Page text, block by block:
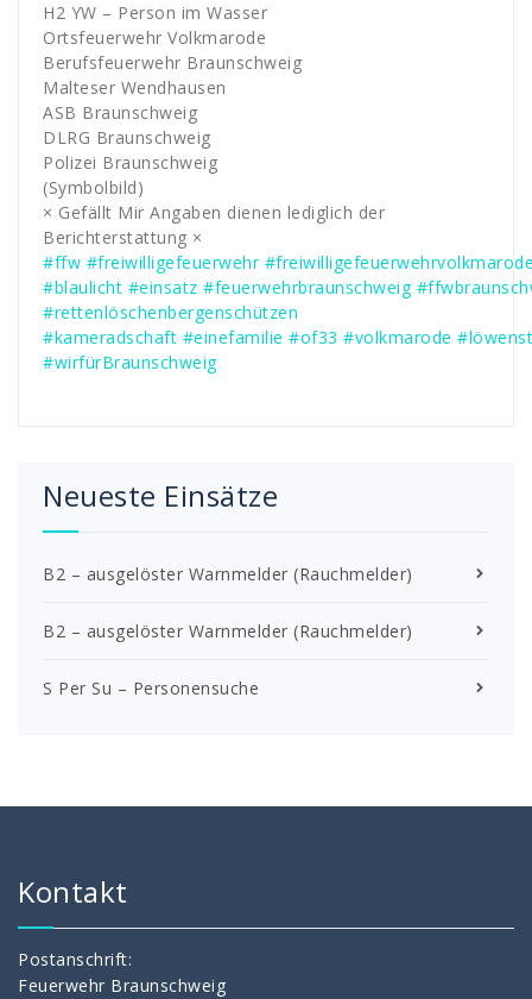
H2 YW – Person im Wasser
Ortsfeuerwehr Volkmarode
Berufsfeuerwehr Braunschweig
Malteser Wendhausen
ASB Braunschweig
DLRG Braunschweig
Polizei Braunschweig
(Symbolbild)
× Gefällt Mir Angaben dienen lediglich der
Berichterstattung ×
#ffw #freiwilligefeuerwehr
#blaulicht #einsatz #feuerwehrbraunschweig
#rettenlöschenbergenschützen
#kameradschaft #einefamilie #of33 #volkmarode
#wirfürBraunschweig
Neueste Einsätze
B2 – ausgelöster Warnmelder (Rauchmelder)
B2 – ausgelöster Warnmelder (Rauchmelder)
S Per Su – Personensuche
Kontakt
Postanschrift:
Feuerwehr Braunschweig